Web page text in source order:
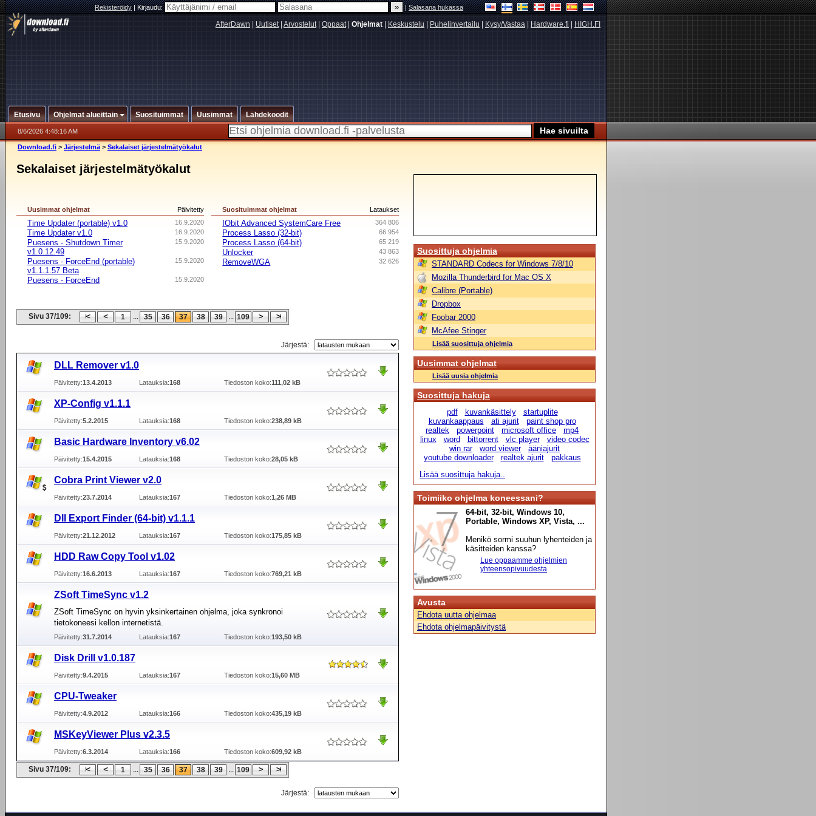
Rekisteröidy|Kirjaudu: |Salasana hukassa
AfterDawn Uutiset| Arvostelut| Oppaat| Ohjelmat Keskustelu Puhelinvertailu Kysy/Vastaa Hardware.fi HIGH.FI
Etusivu Ohjelmat alueittain Suosituimmat Uusimmat Lähdekoodit
8/6/2026 4:48:16 AM
Download.fi > Järjestelmä > Sekalaiset järjestelmätyökalut
Sekalaiset järjestelmätyökalut
Päivitetty
Uusimmat ohjelmat
16.9.2020
Time Updater (portable) v1.0
16.9.2020
Time Updater v1.0
15.9.2020
Puesens - Shutdown Timer
v1.0.12.49
15.9.2020
Puesens - ForceEnd (portable)
v1.1.1.57 Beta
15.9.2020
Puesens - ForceEnd
Lataukset
Suosituimmat ohjelmat
364 806
IObit Advanced SystemCare Free
66 954
Process Lasso (32-bit)
65 219
Process Lasso (64-bit)
43 863
Unlocker
32 626
RemoveWGA
Sivu 37/109: 1 ... 35 36 37 38 39 ... 109
Järjestä:
DLL Remover v1.0
Päivitetty:13.4.2013 Latauksia:168 Tiedoston koko:111,02 kB
XP-Config v1.1.1
Päivitetty:5.2.2015 Latauksia:168 Tiedoston koko:238,89 kB
Basic Hardware Inventory v6.02
Päivitetty:15.4.2015 Latauksia:168 Tiedoston koko:28,05 kB
Cobra Print Viewer v2.0
Päivitetty:23.7.2014 Latauksia:167 Tiedoston koko:1,26 MB
Dll Export Finder (64-bit) v1.1.1
Päivitetty:21.12.2012 Latauksia:167 Tiedoston koko:175,85 kB
HDD Raw Copy Tool v1.02
Päivitetty:16.6.2013 Latauksia:167 Tiedoston koko:769,21 kB
ZSoft TimeSync v1.2
ZSoft TimeSync on hyvin yksinkertainen ohjelma, joka synkronoi
tietokoneesi kellon internetistä.
Päivitetty:31.7.2014 Latauksia:167 Tiedoston koko:193,50 kB
Disk Drill v1.0.187
Päivitetty:9.4.2015 Latauksia:167 Tiedoston koko:15,60 MB
CPU-Tweaker
Päivitetty:4.9.2012 Latauksia:166 Tiedoston koko:435,19 kB
MSKeyViewer Plus v2.3.5
Päivitetty:6.3.2014 Latauksia:166 Tiedoston koko:609,92 kB
Sivu 37/109: 1 ... 35 36 37 38 39 ... 109
Järjestä:
Suosittuja ohjelmia
STANDARD Codecs for Windows 7/8/10
Mozilla Thunderbird for Mac OS X
Calibre (Portable)
Dropbox
Foobar 2000
McAfee Stinger
Lisää suosittuja ohjelmia
Uusimmat ohjelmat
Lisää uusia ohjelmia
Suosittuja hakuja
pdf kuvankäsittely
startuplite
kuvankaappaus
ati ajurit
paint shop pro
realtek
powerpoint microsoft office
mp4
linux
word bittorrent vlc player
video codec
win rar
word viewer
ääniajurit
youtube downloader
realtek ajurit
pakkaus
Lisää suosittuja hakuja..
Toimiiko ohjelma koneessani?
64-bit, 32-bit, Windows 10,
Portable, Windows XP, Vista, ...
Menikö sormi suuhun lyhenteiden ja
käsitteiden kanssa?
Lue oppaamme ohjelmien
yhteensopivuudesta
Avusta
Ehdota uutta ohjelmaa
Ehdota ohjelmapäivitystä